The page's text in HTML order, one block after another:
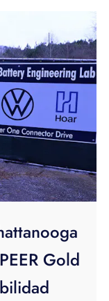
Gold